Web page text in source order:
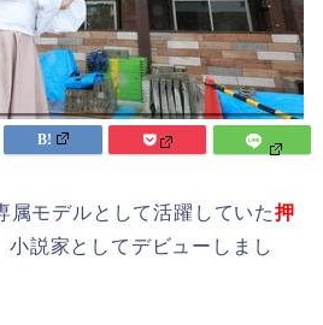
属モデルとして活躍していた押
小説家としてデビューしまし